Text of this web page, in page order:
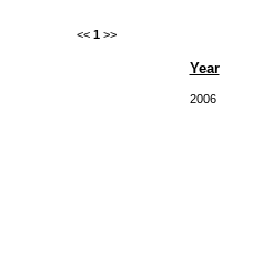
<< 1 >>
Year
2006